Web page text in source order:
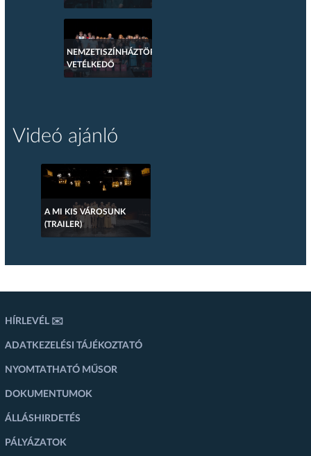
NEMZETISZÍNHÁZTÖRTÉNETI
VETÉLKEDŐ
Videó ajánló
A MI KIS VÁROSUNK
(TRAILER)
HÍRLEVÉL ✉️
ADATKEZELÉSI TÁJÉKOZTATÓ
NYOMTATHATÓ MŰSOR
DOKUMENTUMOK
ÁLLÁSHIRDETÉS
PÁLYÁZATOK